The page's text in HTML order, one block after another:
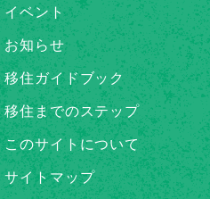
イベント
お知らせ
移住ガイドブック
移住までのステップ
このサイトについて
サイトマップ